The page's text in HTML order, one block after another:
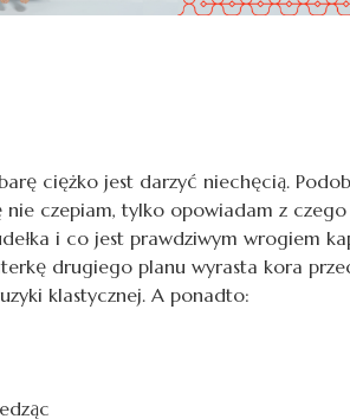
ciężko jest darzyć niechęcią.
czepiam, tylko opowiadam z
i co jest prawdziwym wrogiem
drugiego planu wyrasta kora
klastycznej. A ponadto: